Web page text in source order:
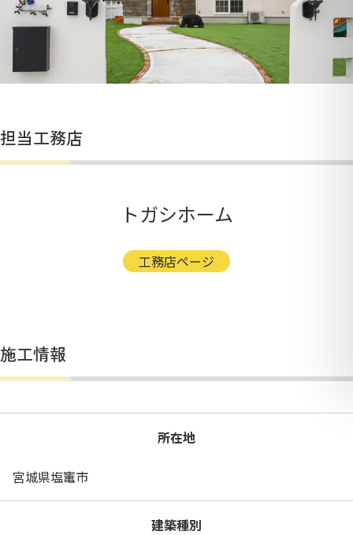
担当工務店
トガシホーム
工務店ページ
施工情報
所在地
宮城県塩竃市
建築種別